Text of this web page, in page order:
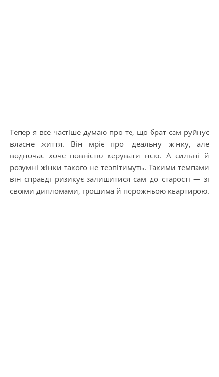
Тепер я все частіше думаю про те, що брат сам руйнує
власне життя. Він мріє про ідеальну жінку, але
водночас хоче повністю керувати нею. А сильні й
розумні жінки такого не терпітимуть. Такими темпами
він справді ризикує залишитися сам до старості — зі
своїми дипломами, грошима й порожньою квартирою.